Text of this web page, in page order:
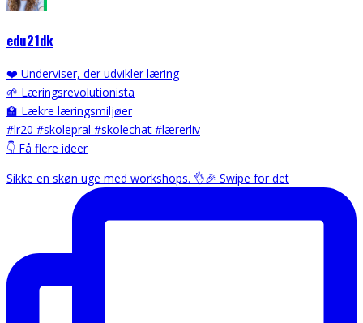
edu21dk
❤️ Underviser, der udvikler læring
🌱 Læringsrevolutionista
🏫 Lækre læringsmiljøer
#lr20 #skolepral #skolechat #lærerliv
👇 Få flere ideer
Sikke en skøn uge med workshops. 👌🎉 Swipe for det